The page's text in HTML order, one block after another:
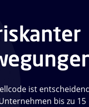
ist
bis zu 15